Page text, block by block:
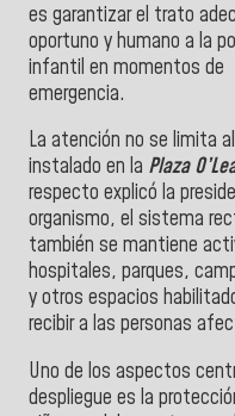
es garantizar el trato
oportuno y humano a la
infantil en momentos de
emergencia.
La atención no se limita
instalado en la Plaza
respecto explicó la
organismo, el sistema
también se mantiene
hospitales, parques,
y otros espacios
recibir a las personas
Uno de los aspectos
despliegue es la